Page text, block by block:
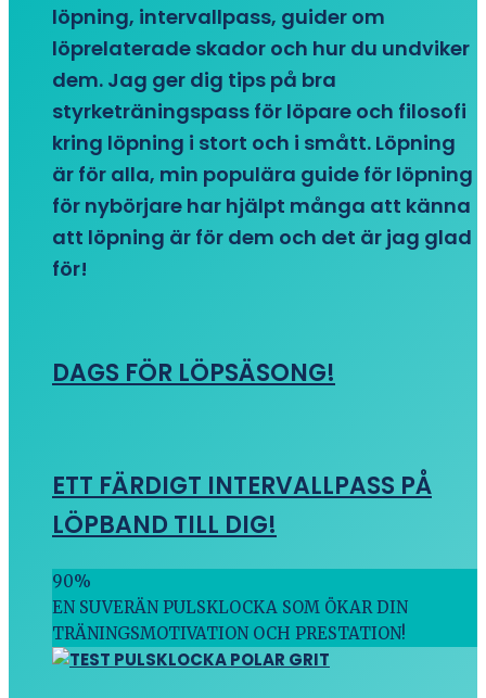
löpning, intervallpass, guider om
löprelaterade skador och hur du undviker
dem. Jag ger dig tips på bra
styrketräningspass för löpare och filosofi
kring löpning i stort och i smått. Löpning
är för alla, min populära guide för löpning
för nybörjare har hjälpt många att känna
att löpning är för dem och det är jag glad
för!
DAGS FÖR LÖPSÄSONG!
ETT FÄRDIGT INTERVALLPASS PÅ
LÖPBAND TILL DIG!
90%
EN SUVERÄN PULSKLOCKA SOM ÖKAR DIN
TRÄNINGSMOTIVATION OCH PRESTATION!